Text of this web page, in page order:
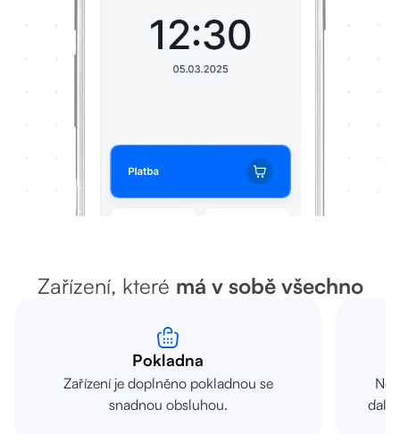
Zařízení, které má v sobě všechno
Pokladna
Zařízení je doplněno pokladnou se
snadnou obsluhou.